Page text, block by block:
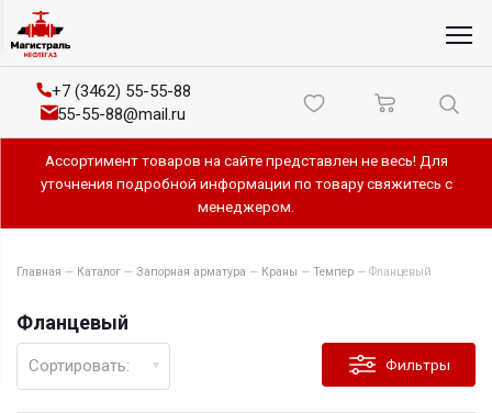
+7 (3462) 55-55-88
55-55-88@mail.ru
Ассортимент товаров на сайте представлен не весь! Для
уточнения подробной информации по товару свяжитесь с
менеджером.
Главная — Каталог — Запорная арматура — Краны — Темпер — Фланцевый
Фланцевый
Фильтры
Сортировать: